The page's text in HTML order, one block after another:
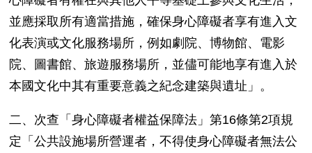
並應採取所有適當措施，確保身心障礙者享有進入文
化表演或文化服務場所，例如劇院、博物館、電影
院、圖書館、旅遊服務場所，並儘可能地享有進入於
本國文化中其有重要意義之紀念建築與遺址」。
二、次查「身心障礙者權益保障法」第16條第2項規
定「公共設施場所營運者，不得使身心障礙者無法公